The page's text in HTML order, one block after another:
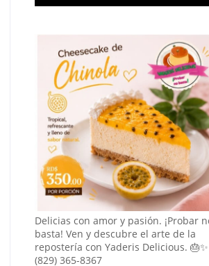
Delicias con amor y pasión. ¡Probar
basta! Ven y descubre el arte de la
repostería con Yaderis Delicious. 🎂✨
(829) 365-8367